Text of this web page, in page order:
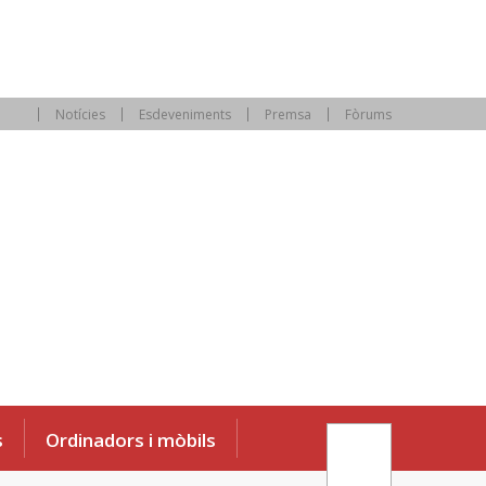
Notícies Esdeveniments Premsa Fòrums
Ordinadors i mòbils